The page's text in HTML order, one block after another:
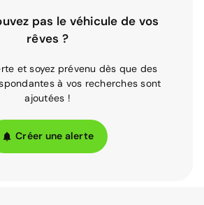
pas le véhicule de vos
rêves ?
et soyez prévenu dès que des
à vos recherches sont
ajoutées !
Créer une alerte